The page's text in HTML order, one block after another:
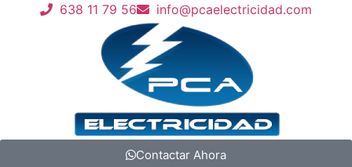
638 11 79 56 info@pcaelectricidad.com
Contactar Ahora